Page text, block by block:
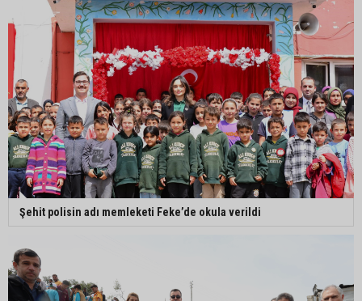
Şehit polisin adı memleketi Feke’de okula verildi